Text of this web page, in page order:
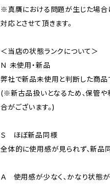
※真贋における問題が生じた場合
対応とさせて頂きます。
＜当店の状態ランクについて＞
Ｎ 未使用・新品
弊社で新品未使用と判断した商品
(※新古品扱いとなるため、保管
合がございます。)
Ｓ ほぼ新品同様
全体的に使用感が見られず、新品
Ａ 使用感が少なく、かなり状態